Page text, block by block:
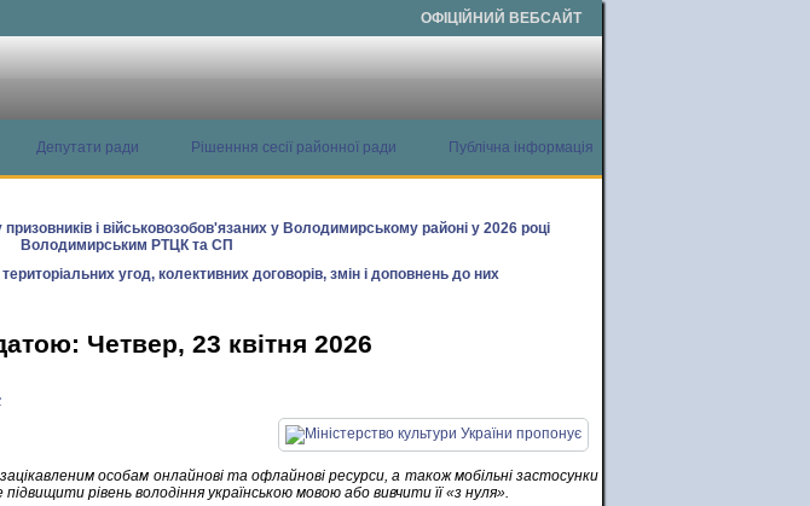
ОФІЦІЙНИЙ ВЕБСАЙТ
Депутати ради Рішенння сесії районної ради
Публічна інформація
призовників і військовозобов'язаних у Володимирському районі у 2026 році
Володимирським РТЦК та СП
угод, колективних договорів, змін і доповнень до них
Четвер, 23 квітня 2026
особам онлайнові та офлайнові ресурси, а також мобільні застосунки
підвищити рівень володіння українською мовою або вивчити її «з нуля».